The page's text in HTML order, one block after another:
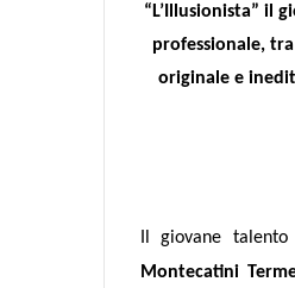
“L’Illusionista” il
professionale,
originale e
giovane
Montecatini